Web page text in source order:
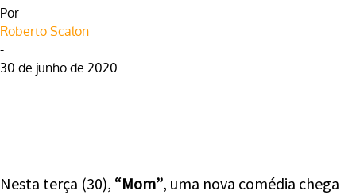
Por
Roberto Scalon
-
30 de junho de 2020
Nesta terça (30), “Mom”, uma nova comédia chega